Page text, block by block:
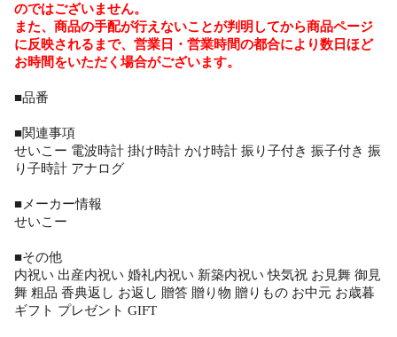
のではございません。
また、商品の手配が行えないことが判明してから商品ページ
に反映されるまで、営業日・営業時間の都合により数日ほど
お時間をいただく場合がございます。
■品番
■関連事項
せいこー 電波時計 掛け時計 かけ時計 振り子付き 振子付き 振
り子時計 アナログ
■メーカー情報
せいこー
■その他
内祝い 出産内祝い 婚礼内祝い 新築内祝い 快気祝 お見舞 御見
舞 粗品 香典返し お返し 贈答 贈り物 贈りもの お中元 お歳暮
ギフト プレゼント GIFT